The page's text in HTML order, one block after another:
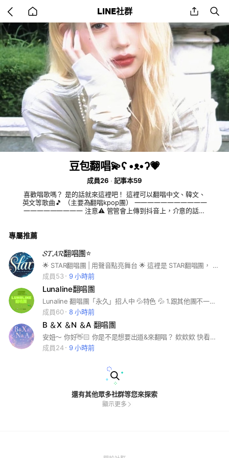
back
to
home
LINE社群 share
豆包翻唱💫ʕ •ᴥ•ʔ💗
成員26
記事本59
喜歡唱歌嗎？ 是的話就來這裡吧！ 這裡可以翻唱中文、韓文、
英文等歌曲🎵 （主要為翻唱kpop團） 一一一一一一一一一一一
一一一一一一一一一 注意⚠️ 管管會上傳到抖音上，介意的話不
一 注意‼️重要‼️重要所以說三遍！！！ 『先進試音群』『先進試
一一一 還在等什麼？ 趕快來試試吧！
專屬推薦
𝓢𝓣𝓐𝓡翻唱團⭐️
🌟 STAR翻唱團 | 用聲音點亮舞台 🌟 這裡是 STAR翻唱團， 我們用歌聲詮釋熱愛， 讓每個音符都閃耀光芒！ 無論你是翻唱高手， 還是想挑戰自我， 只要你熱愛音樂， 這裡就是你的舞台！ 🗒️本群創群時間：2024/8/4 🗒️群主：亮亮 副群主：花生 催音員：萬萬 試音員：舒杏、亮亮 💼主要工作： 剪輯 成員 美工 📢 加入我們前，請記得以下守則： 🚫玩門 🚫霸凌行為及仇視言論 🚫在此討論其他群組 🚫討論私人行程 🚫形成成員之間的仇視對立 🚫拐人 若想加入請嚴格遵守 不接受以下情況： • 童音 • 盜音 • 沒禮貌 • 很愛拖延 • 自創 • 音不準 🌟 你的聲音，值得被聽見！ 加入 STAR翻唱團，和我們一起用歌聲發光發熱！
成員53
9 小時前
Lunaline翻唱團
Lunaline 翻唱團「永久」招人中 💦特色 💦 1.跟其他團不一樣，我們中文也可以 2. 可宣群（記事本） 3.免退任 改名單 4.我們都很溫柔 5.年齡不符合也可以剪輯 美工 🎤 主要招募成員：主唱 / 美工 / 剪輯 🌍 語言不限，喜歡唱中英韓歌都OK！ 📩 想加入嘛？快來進試音室～ 創立日 2025/07/04😊
成員60
8 小時前
B ＆X ＆N ＆A 翻唱團
安妞～ 你好👋🏻 你是不是想要出道&來翻唱？ 欸欸欸 快看過來👀 這裡就很適合你呀！ 我來淺淺介紹～： 團名：B ＆X ＆N ＆A 翻唱團 收：k-pop、唱中文英文的 ① 可出道(虛擬 ② 可追星 ③可聊天💬 是不是讓你開了眼～ 期待你的到來喔！ 女團名單： MIMIQ 主推女團 暫未出道想出道的快來加入我們
成員24
9 小時前
還有其他眾多社群等您來探索
顯示更多